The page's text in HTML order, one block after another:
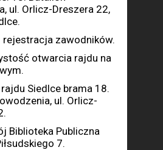
ul. Orlicz-Dreszera 22,
rejestracja zawodników.
otwarcia rajdu na
Siedlce brama 18.
ul. Orlicz-
Biblioteka Publiczna
7.